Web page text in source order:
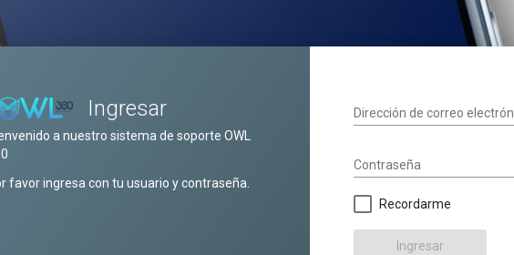
Ingresar
a nuestro sistema de soporte OWL
favor ingresa con tu usuario y contraseña.
Dirección de correo
Contraseña
Recordarme
Ingresar